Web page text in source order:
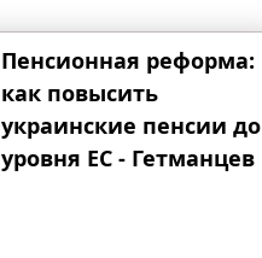
Пенсионная реформа:
как повысить
украинские пенсии до
уровня ЕС - Гетманцев